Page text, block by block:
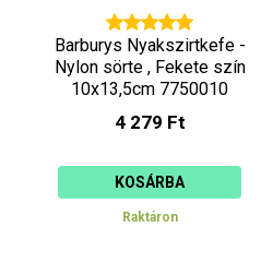
Barburys Nyakszirtkefe -
Nylon sörte , Fekete szín
10x13,5cm 7750010
4 279 Ft
KOSÁRBA
Raktáron